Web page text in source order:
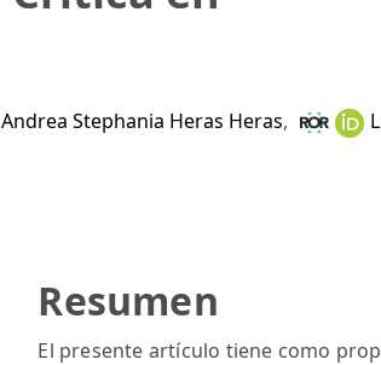
Andrea Stephania Heras Heras,
Resumen
El presente artículo tiene como